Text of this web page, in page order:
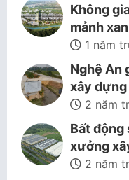
Không
mảnh
1 năm
Nghệ An
xây dựng
2 năm
Bất động
xưởng
2 năm